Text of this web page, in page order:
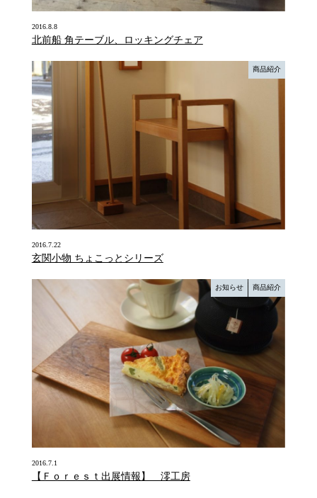
2016.8.8
北前船 角テーブル、ロッキングチェア
商品紹介
2016.7.22
玄関小物 ちょこっとシリーズ
お知らせ 商品紹介
2016.7.1
【Ｆｏｒｅｓｔ出展情報】 澪工房